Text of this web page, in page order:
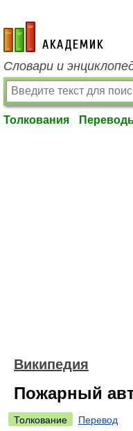
academic.ru
Словари и
Толкования
Википедия
Пожарный
Толкование
Перевод